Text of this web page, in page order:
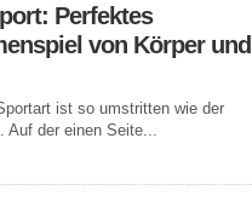
Perfektes
von Körper und
ist so umstritten wie der
Auf der einen Seite...